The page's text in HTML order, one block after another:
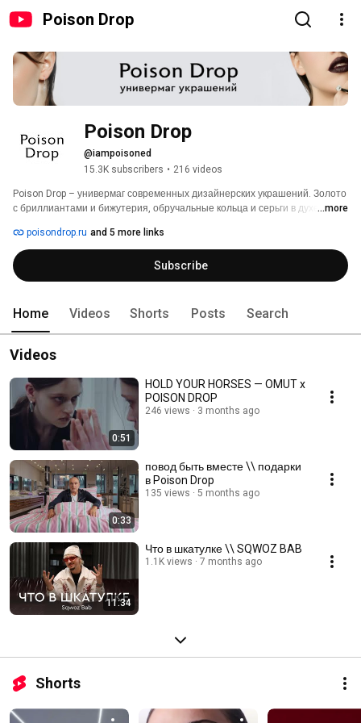
Poison Drop
Poison Drop
@iampoisoned
15.3K subscribers • 216 videos
Poison Drop – универмаг современных дизайнерских украшений. Золото
с бриллиантами и бижутерия, обручальные кольца и серьги в духе
авангардные независимые дизайнеры – мы собрали много разных
украшений, чтобы экспериментировать со стилем было легко.
...more
poisondrop.ru and 5 more links
Subscribe
Home Videos Shorts Posts Search
Videos
0:51
HOLD YOUR HORSES — OMUT x
POISON DROP
246 views 3 months ago
0:33
повод быть вместе \\ подарки
в Poison Drop
135 views 5 months ago
11:34
Что в шкатулке \\ SQWOZ BAB
1.1K views 7 months ago
Shorts